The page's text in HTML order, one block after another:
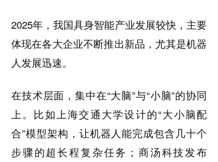
2025年，我国具身智能产业发展较快，主要
体现在各大企业不断推出新品，尤其是机器
人发展迅速。
在技术层面，集中在“大脑”与“小脑”的协同
上。比如上海交通大学设计的“大小脑配
合”模型架构，让机器人能完成包含几十个
步骤的超长程复杂任务；商汤科技发布